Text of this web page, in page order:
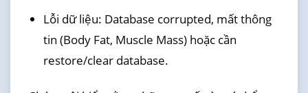
Lỗi dữ liệu: Database corrupted, mất thông
tin (Body Fat, Muscle Mass) hoặc cần
restore/clear database.